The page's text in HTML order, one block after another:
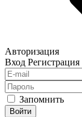
Авторизация
Вход Регистрация
Запомнить
Войти